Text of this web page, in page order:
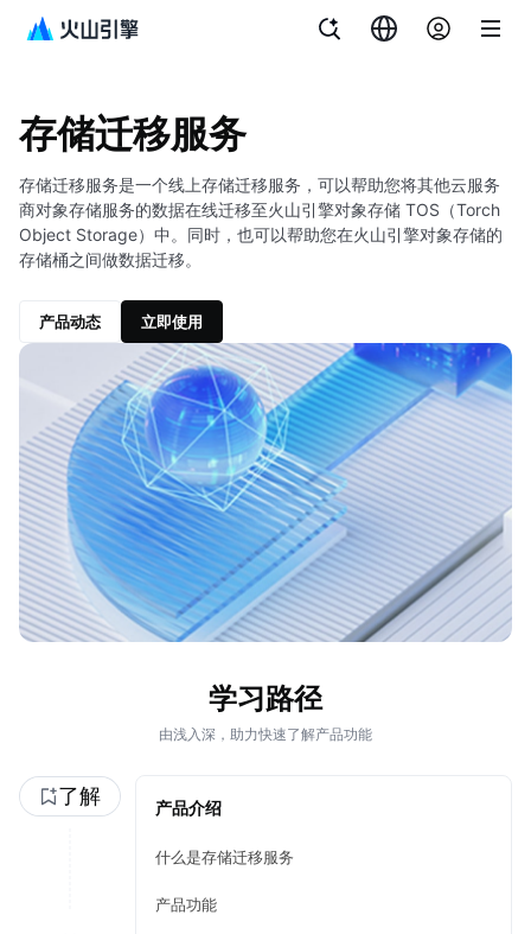
存储迁移服务
存储迁移服务
存储迁移服务是一个线上存储迁移服务，可以帮助您将其他云服务
商对象存储服务的数据在线迁移至火山引擎对象存储 TOS（Torch
Object Storage）中。同时，也可以帮助您在火山引擎对象存储的
存储桶之间做数据迁移。
产品动态 立即使用
学习路径
由浅入深，助力快速了解产品功能
了解 产品介绍
什么是存储迁移服务
产品功能